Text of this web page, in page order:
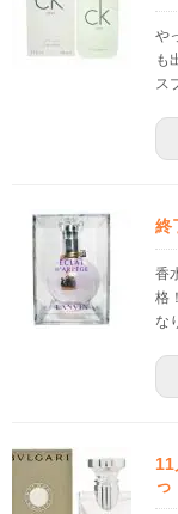
や
も
ス
終
香
格
な
11
っ